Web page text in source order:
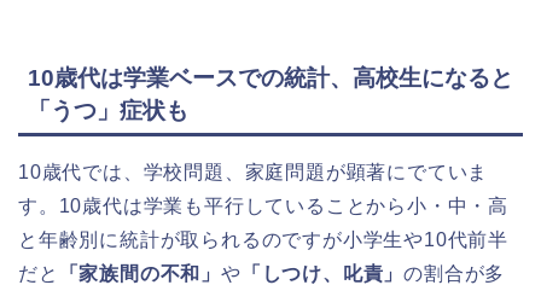
10歳代は学業ベースでの統計、高校生になると
「うつ」症状も
10歳代では、学校問題、家庭問題が顕著にでていま
す。10歳代は学業も平行していることから小・中・高
と年齢別に統計が取られるのですが小学生や10代前半
だと
「家族間の不和」や 「しつけ、叱責」の割合が多